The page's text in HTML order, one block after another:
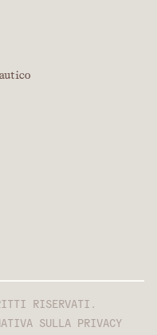
SULLA PRIVACY
RISERVATI.